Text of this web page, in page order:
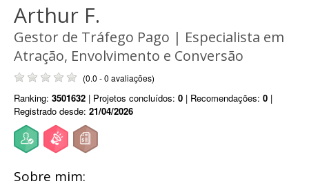
Arthur F.
Gestor de Tráfego Pago | Especialista em
Atração, Envolvimento e Conversão
(0.0 - 0 avaliações)
Ranking: 3501632 | Projetos concluídos: 0 | Recomendações: 0 |
Registrado desde: 21/04/2026
Sobre mim: